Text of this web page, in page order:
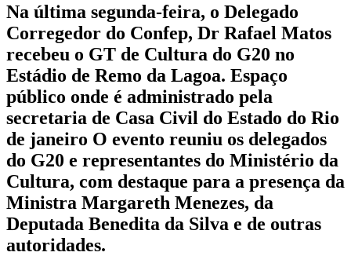
Na última segunda-feira, o Delegado
Corregedor do Confep, Dr Rafael Matos
recebeu o GT de Cultura do G20 no
Estádio de Remo da Lagoa. Espaço
público onde é administrado pela
secretaria de Casa Civil do Estado do Rio
de janeiro O evento reuniu os delegados
do G20 e representantes do Ministério da
Cultura, com destaque para a presença da
Ministra Margareth Menezes, da
Deputada Benedita da Silva e de outras
autoridades.